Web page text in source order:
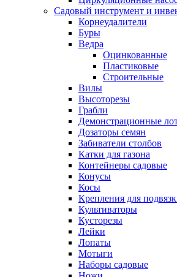
Садовый инструмент и
Корнеудалители
Буры
Ведра
Оцинкованные
Пластиковые
Строительные
Вилы
Высоторезы
Грабли
Демонстрационные
Дозаторы семян
Забиватели столбов
Катки для газона
Контейнеры садовые
Конусы
Косы
Крепления для
Культиваторы
Кусторезы
Лейки
Лопаты
Мотыги
Наборы садовые